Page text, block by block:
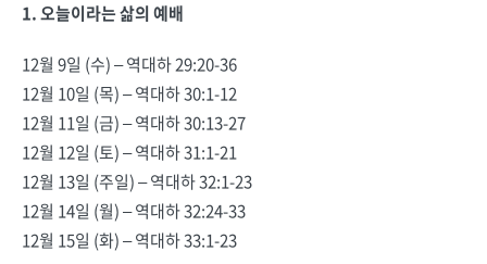
1. 오늘이라는 삶의 예배
12월 9일 (수) – 역대하 29:20-36
12월 10일 (목) – 역대하 30:1-12
12월 11일 (금) – 역대하 30:13-27
12월 12일 (토) – 역대하 31:1-21
12월 13일 (주일) – 역대하 32:1-23
12월 14일 (월) – 역대하 32:24-33
12월 15일 (화) – 역대하 33:1-23